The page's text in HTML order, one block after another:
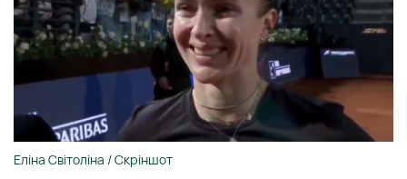
Еліна Світоліна / Скріншот